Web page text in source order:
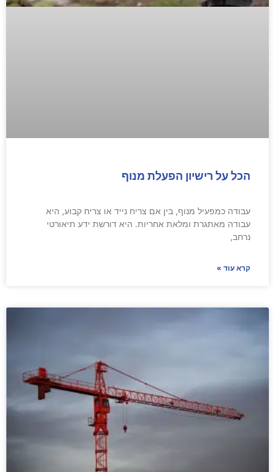
הכל על רישיון הפעלת מנוף
עבודה כמפעיל מנוף, בין אם צריח נייד או צריח קבוע, היא
עבודה מאתגרת ומלאת אחריות. היא דורשת ידע תיאורטי
נרחב,
קרא עוד »